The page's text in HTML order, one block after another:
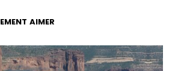
AIMER